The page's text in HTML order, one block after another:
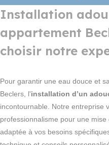
Installation
appartement
choisir notre
Pour garantir une eau douce et
Beclers, l'installation d’un
incontournable. Notre entreprise
professionnalisme pour une mise
adaptée à vos besoins